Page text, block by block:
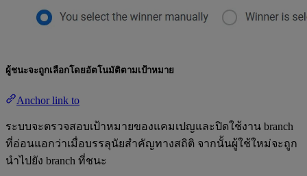
ผู้ชนะจะถูกเลือกโดยอัตโนมัติตามเป้าหมาย
Anchor link to
ระบบจะตรวจสอบเป้าหมายของแคมเปญและปิดใช้งาน branch
ที่อ่อนแอกว่าเมื่อบรรลุนัยสำคัญทางสถิติ จากนั้นผู้ใช้ใหม่จะถูก
นำไปยัง branch ที่ชนะ